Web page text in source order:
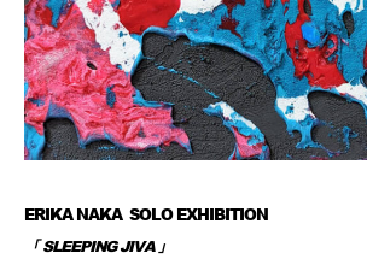
ERIKA NAKA SOLO EXHIBITION
「 SLEEPING JIVA 」